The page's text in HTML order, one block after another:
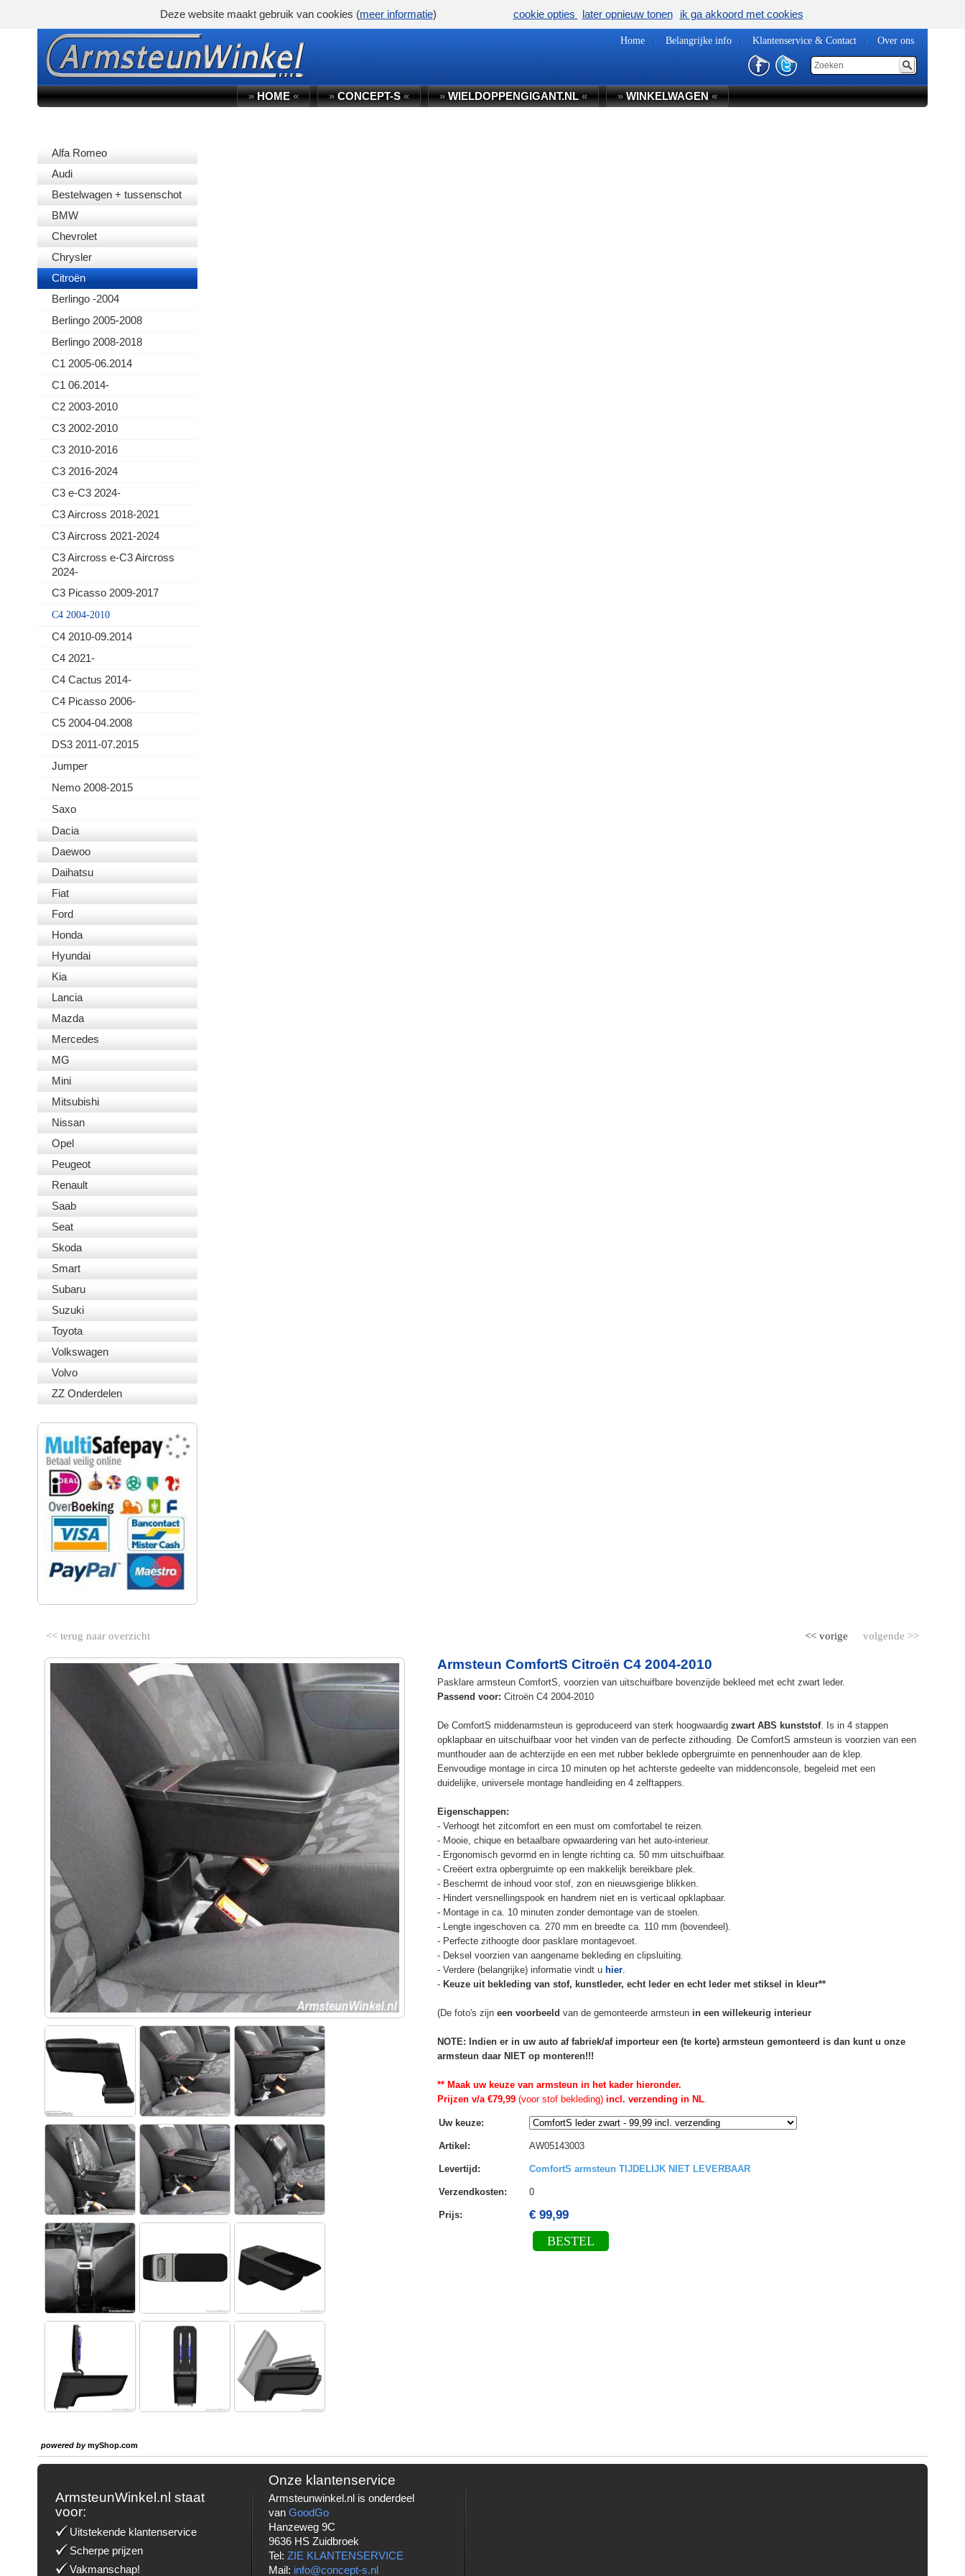
Home Belangrijke info Klantenservice & Contact Over ons
»HOME« »CONCEPT-S« »WIELDOPPENGIGANT.NL« »WINKELWAGEN«
Alfa Romeo
Audi
Bestelwagen + tussenschot
BMW
Chevrolet
Chrysler
Citroën
Berlingo -2004
Berlingo 2005-2008
Berlingo 2008-2018
C1 2005-06.2014
C1 06.2014-
C2 2003-2010
C3 2002-2010
C3 2010-2016
C3 2016-2024
C3 e-C3 2024-
C3 Aircross 2018-2021
C3 Aircross 2021-2024
C3 Aircross e-C3 Aircross
2024-
C3 Picasso 2009-2017
C4 2004-2010
C4 2010-09.2014
C4 2021-
C4 Cactus 2014-
C4 Picasso 2006-
C5 2004-04.2008
DS3 2011-07.2015
Jumper
Nemo 2008-2015
Saxo
Dacia
Daewoo
Daihatsu
Fiat
Ford
Honda
Hyundai
Kia
Lancia
Mazda
Mercedes
MG
Mini
Mitsubishi
Nissan
Opel
Peugeot
Renault
Saab
Seat
Skoda
Smart
Subaru
Suzuki
Toyota
Volkswagen
Volvo
ZZ Onderdelen
<< terug naar overzicht volgende >>
<< vorige
Armsteun ComfortS Citroën C4 2004-2010
Pasklare armsteun ComfortS, voorzien van uitschuifbare bovenzijde bekleed met echt zwart leder.
Passend voor: Citroën C4 2004-2010
De ComfortS middenarmsteun is geproduceerd van sterk hoogwaardig zwart ABS kunststof. Is in 4 stappen
opklapbaar en uitschuifbaar voor het vinden van de perfecte zithouding. De ComfortS armsteun is voorzien van een
munthouder aan de achterzijde en een met rubber beklede opbergruimte en pennenhouder aan de klep.
Eenvoudige montage in circa 10 minuten op het achterste gedeelte van middenconsole, begeleid met een
duidelijke, universele montage handleiding en 4 zelftappers.
Eigenschappen:
- Verhoogt het zitcomfort en een must om comfortabel te reizen.
- Mooie, chique en betaalbare opwaardering van het auto-interieur.
- Ergonomisch gevormd en in lengte richting ca. 50 mm uitschuifbaar.
- Creëert extra opbergruimte op een makkelijk bereikbare plek.
- Beschermt de inhoud voor stof, zon en nieuwsgierige blikken.
- Hindert versnellingspook en handrem niet en is verticaal opklapbaar.
- Montage in ca. 10 minuten zonder demontage van de stoelen.
- Lengte ingeschoven ca. 270 mm en breedte ca. 110 mm (bovendeel).
- Perfecte zithoogte door pasklare montagevoet.
- Deksel voorzien van aangename bekleding en clipsluiting.
- Verdere (belangrijke) informatie vindt u hier.
- Keuze uit bekleding van stof, kunstleder, echt leder en echt leder met stiksel in kleur**
(De foto's zijn een voorbeeld van de gemonteerde armsteun in een willekeurig interieur
NOTE: Indien er in uw auto af fabriek/af importeur een (te korte) armsteun gemonteerd is dan kunt u onze
armsteun daar NIET op monteren!!!
** Maak uw keuze van armsteun in het kader hieronder.
Prijzen v/a €79,99(voor stof bekleding)incl. verzending in NL.
Uw keuze:
Artikel : AW05143003
Levertijd : ComfortS armsteun TIJDELIJK NIET LEVERBAAR
Verzendkosten: 0
Prijs: € 99,99
BESTEL
powered bymyShop.com
ArmsteunWinkel.nl staat
voor:
Uitstekende klantenservice
Scherpe prijzen
Vakmanschap!
Onze klantenservice
Armsteunwinkel.nl is onderdeel
vanGoodGo
Hanzeweg 9C
9636 HS Zuidbroek
Tel:ZIE KLANTENSERVICE
Mail: info@concept-s.nl
Deze website maakt gebruik van cookies (meer informatie) cookie opties later opnieuw tonen ik ga akkoord met cookies